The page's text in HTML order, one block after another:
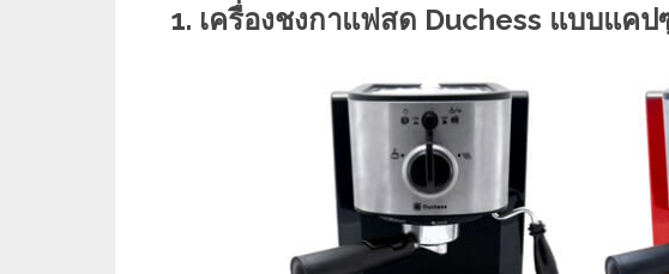
1. เครื่องชงกาแฟสด Duchess แบบแคป